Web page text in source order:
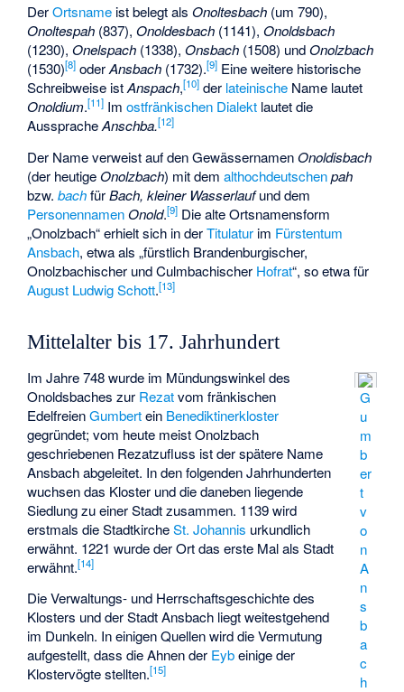
DerOrtsname ist belegt alsOnoltesbach (um 790),
Onoltespah (837),Onoldesbach (1141),Onoldsbach
(1230),Onelspach (1338),Onsbach (1508) undOnolzbach
(1530)[8] oderAnsbach (1732).[9] Eine weitere historische
Schreibweise istAnspach,[10] der lateinische Name lautet
Onoldium.[11] Imostfränkischen Dialekt lautet die
AusspracheAnschba.[12]
Der Name verweist auf den GewässernamenOnoldisbach
(der heutigeOnolzbach) mit demalthochdeutschen pah
bzw.bachfürBach, kleiner Wasserlaufund dem
Personennamen Onold.[9] Die alte Ortsnamensform
„Onolzbach“ erhielt sich in derTitulatur im Fürstentum
Ansbach, etwa als „fürstlich Brandenburgischer,
Onolzbachischer und Culmbachischer Hofrat“, so etwa für
August Ludwig Schott.[13]
Mittelalter bis 17. Jahrhundert
G
u
m
b
er
t
v
o
n
A
n
s
b
a
c
h
Im Jahre 748 wurde im Mündungswinkel des
Onoldsbaches zur Rezatvom fränkischen
EdelfreienGumbertein Benediktinerkloster
gegründet; vom heute meistOnolzbach
geschriebenen Rezatzufluss ist der spätere Name
Ansbach abgeleitet. In den folgenden Jahrhunderten
wuchsen das Kloster und die daneben liegende
Siedlung zu einer Stadt zusammen. 1139 wird
erstmals die StadtkircheSt. Johannis urkundlich
erwähnt. 1221 wurde der Ort das erste Mal als Stadt
erwähnt.[14]
Die Verwaltungs- und Herrschaftsgeschichte des
Klosters und der Stadt Ansbach liegt weitestgehend
im Dunkeln. In einigen Quellen wird die Vermutung
aufgestellt, dass die Ahnen der Eybeinige der
Klostervögte stellten.[15]